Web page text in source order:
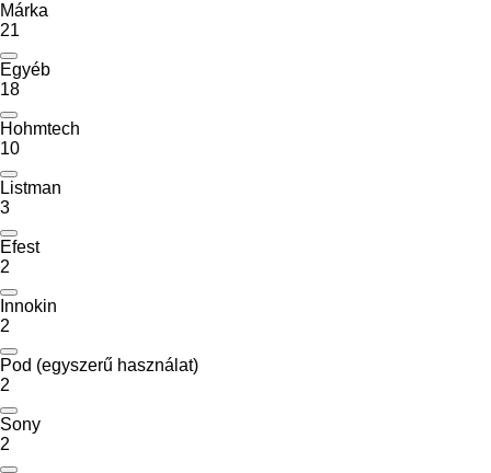
Márka
21
Egyéb
18
Hohmtech
10
Listman
3
Efest
2
Innokin
2
Pod (egyszerű használat)
2
Sony
2